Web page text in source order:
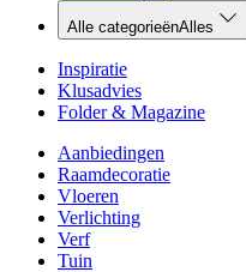
Alle categorieënAlles
Inspiratie
Klusadvies
Folder & Magazine
Aanbiedingen
Raamdecoratie
Vloeren
Verlichting
Verf
Tuin